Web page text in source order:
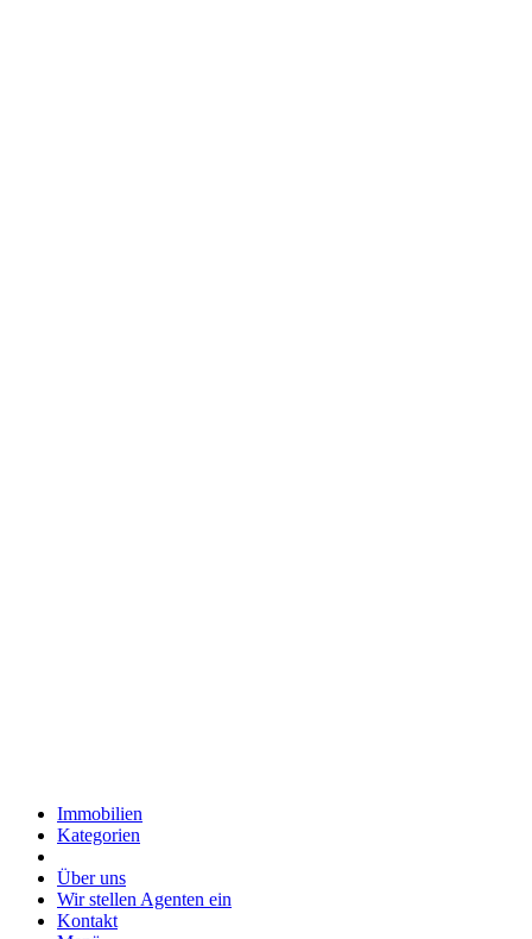
Immobilien
Kategorien
Über uns
Wir stellen Agenten ein
Kontakt